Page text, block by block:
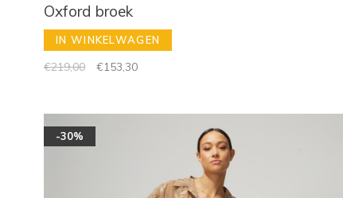
Oxford broek
IN WINKELWAGEN
€219,00 €153,30
-30%